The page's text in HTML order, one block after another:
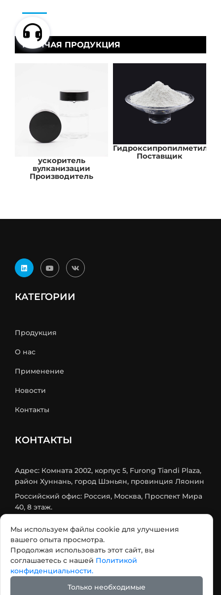
ГОРЯЧАЯ ПРОДУКЦИЯ
ускоритель
вулканизации
Производитель
Поставщик
КАТЕГОРИИ
Продукция
О нас
Применение
Новости
Контакты
КОНТАКТЫ
Адрес: Комната 2002, корпус 5, Furong Tiandi Plaza,
район Хуннань, город Шэньян, провинция Ляонин
Российский офис: Россия, Москва, Проспект Мира
40, 8 этаж.
Телефон: +86-24-31566438
Email:contact@eschemy.com
WhatsApp:
Мы используем файлы cookie для улучшения
вашего опыта просмотра.
Продолжая использовать этот сайт, вы
соглашаетесь с нашей Политикой
конфиденциальности.
Только необходимые